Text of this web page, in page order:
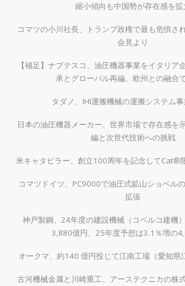
縮小傾向も中国勢が存在感を拡
コマツの小川社長、トランプ政権で最も危惧さ
会見より
【補足】ナブテスコ、油圧機器事業をイタリア
承とグローバル再編、欧州との融合
タダノ、IHI運搬機械の運搬システム
日本の油圧機器メーカー、世界市場で存在感を
編と次世代技術への挑戦
米キャタピラー、創立100周年を記念してCat®
コマツドイツ、PC9000で油圧式鉱山ショベル
拡張
神戸製鋼、24年度の建設機械（コベルコ建機
3,880億円、25年度予想は3.1％増の
オークマ、約140 億円投じて江南工場（愛知県
古河機械金属と川崎重工、アーステクニカの株